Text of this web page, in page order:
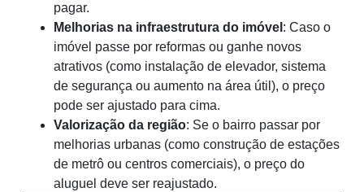
pagar.
Melhorias na infraestrutura do imóvel : Caso o
imóvel passe por reformas ou ganhe novos
atrativos (como instalação de elevador, sistema
de segurança ou aumento na área útil), o preço
pode ser ajustado para cima.
Valorização da região: Se o bairro passar por
melhorias urbanas (como construção de estações
de metrô ou centros comerciais), o preço do
aluguel deve ser reajustado.